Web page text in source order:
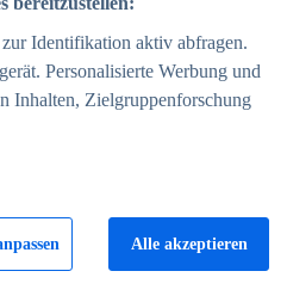
Identifikation aktiv abfragen.
Personalisierte Werbung und
Inhalten, Zielgruppenforschung
Alle akzeptieren